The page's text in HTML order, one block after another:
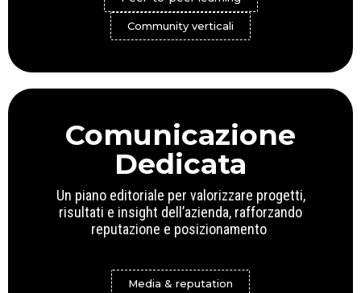
Community verticali
Comunicazione
Dedicata
Un piano editoriale per valorizzare progetti,
risultati e insight dell’azienda, rafforzando
reputazione e posizionamento
Media & reputation